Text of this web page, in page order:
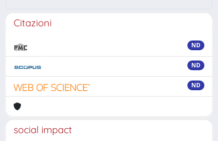
Citazioni
ND
ND
ND
social impact